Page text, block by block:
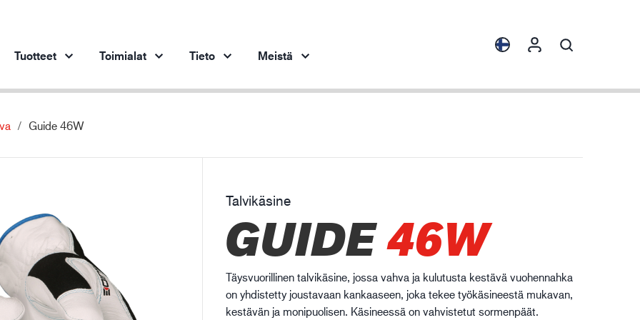
Tuotteet
Konepajateollisuus
Öljy- ja kaasuteollisuus
Rakentaminen ja rakennusteollisuus
Logistiikka
SPARX™
XLNT™
Toimialat
Terästeollisuus
Tieto Meistä
Guide 46W
Talvikäsine
GUIDE46W
Täysvuorillinen talvikäsine, jossa vahva ja kulutusta kestävä vuohennahka
on yhdistetty joustavaan kankaaseen, joka tekee työkäsineestä mukavan,
kestävän ja monipuolisen. Käsineessä on vahvistetut sormenpäät.